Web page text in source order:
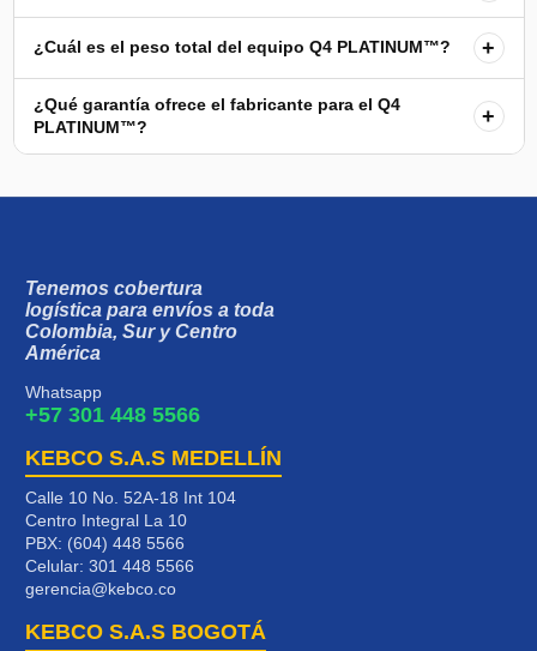
¿Cuál es el peso total del equipo Q4 PLATINUM™? +
¿Qué garantía ofrece el fabricante para el Q4
PLATINUM™?
+
Tenemos cobertura
logística para envíos a toda
Colombia, Sur y Centro
América
Whatsapp
+57 301 448 5566
KEBCO S.A.S MEDELLÍN
Calle 10 No. 52A-18 Int 104
Centro Integral La 10
PBX: (604) 448 5566
Celular: 301 448 5566
gerencia@kebco.co
KEBCO S.A.S BOGOTÁ